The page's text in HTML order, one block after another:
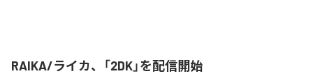
RAIKA/ライカ、「2DK」を配信開始